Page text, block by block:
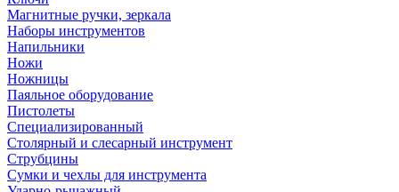
Магнитные ручки, зеркала
Наборы инструментов
Напильники
Ножи
Ножницы
Паяльное оборудование
Пистолеты
Специализированный
Столярный и слесарный инструмент
Струбцины
Сумки и чехлы для инструмента